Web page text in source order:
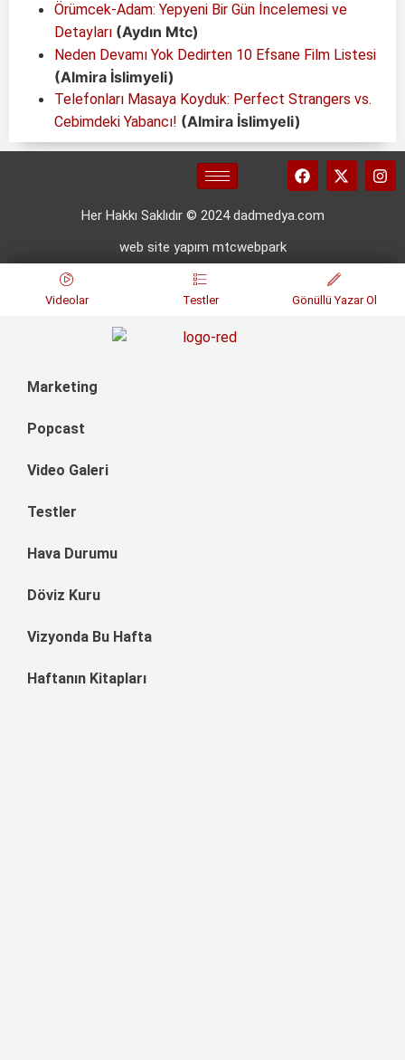
Örümcek-Adam: Yepyeni Bir Gün İncelemesi ve
Detayları (Aydın Mtc)
Neden Devamı Yok Dedirten 10 Efsane Film Listesi
(Almira İslimyeli)
Telefonları Masaya Koyduk: Perfect Strangers vs.
Cebimdeki Yabancı! (Almira İslimyeli)
Her Hakkı Saklıdır © 2024 dadmedya.com
web site yapım mtcwebpark
Videolar Testler Gönüllü Yazar Ol
Marketing
Popcast
Video Galeri
Testler
Hava Durumu
Döviz Kuru
Vizyonda Bu Hafta
Haftanın Kitapları